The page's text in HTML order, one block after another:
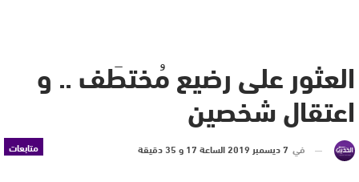
العثور على رضيع مُختطَف .. و
اعتقال شخصين
متابعات في 7 ديسمبر 2019 الساعة 17 و 35 دقيقة